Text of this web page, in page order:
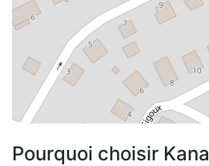
Pourquoi choisir